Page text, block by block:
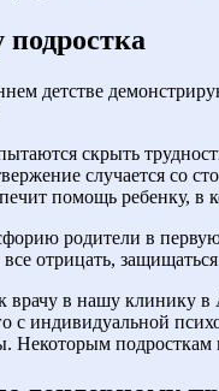
детстве
скрыть
случается со
помощь ребенку, в
родители в
все отрицать,
врачу в нашу клинику
индивидуальной
Некоторым